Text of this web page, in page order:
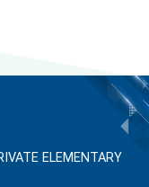
ELEMENTARY